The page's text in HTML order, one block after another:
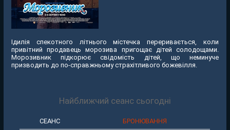
Ідилія спекотного літнього містечка переривається, коли
привітний продавець морозива пригощає дітей солодощами.
Морозивник підкорює свідомість дітей, що неминуче
призводить до по-справжньому страхітливого божевілля.
Найближчий сеанс сьогодні
СЕАНС БРОНЮВАННЯ